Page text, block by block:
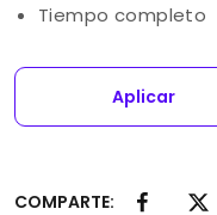
Tiempo completo
Aplicar
COMPARTE: